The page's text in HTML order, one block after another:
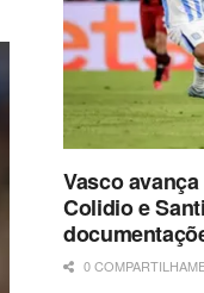
Vasco
Colidio e
0